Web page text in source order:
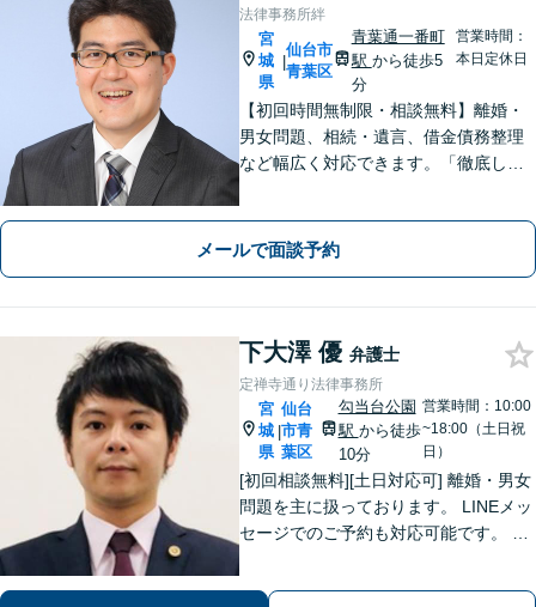
法律事務所絆
宮
城
県
|
仙台市
青葉区
青葉通一番町
駅 から徒歩5
分
営業時間：
本日定休日
【初回時間無制限・相談無料】離婚・
男女問題、相続・遺言、借金債務整理
など幅広く対応できます。「徹底した
5年以上】
メールで面談予約
下大澤 優 弁護士
定禅寺通り法律事務所
宮
城
県
|
仙台
市青
葉区
勾当台公園
駅 から徒歩
10分
営業時間：10:00
~18:00（土日祝
日）
[初回相談無料][土日対応可] 離婚・男女
問題を主に扱っております。 LINEメッ
セージでのご予約も対応可能です。 LI